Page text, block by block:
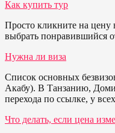
Как купить тур
Просто кликните на цену
выбрать понравившийся
Нужна ли виза
Список основных
Акабу). В Танзанию,
перехода по ссылке, у
Что делать, если цена